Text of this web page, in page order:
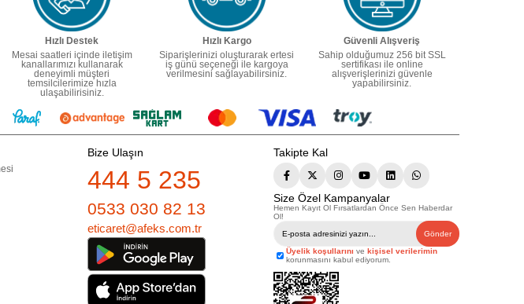
Hızlı Destek
Mesai saatleri içinde iletişim
kanallarımızı kullanarak
deneyimli müşteri
temsilcilerimize hızla
ulaşabilirisiniz.
Hızlı Kargo
Siparişlerinizi oluşturarak ertesi
iş günü seçeneği ile kargoya
verilmesini sağlayabilirsiniz.
Güvenli Alışveriş
Sahip olduğumuz 256 bit SSL
sertifikası ile online
alışverişlerinizi güvenle
yapabilirsiniz.
Bize Ulaşın
444 5 235
0533 030 82 13
eticaret@afeks.com.tr
Takipte Kal
Size Özel Kampanyalar
Hemen Kayıt Ol Fırsatlardan Önce Sen Haberdar
Ol!
Gönder
Üyelik koşullarını ve kişisel verilerimin
korunmasını kabul ediyorum.